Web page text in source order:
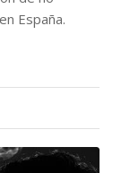
España.